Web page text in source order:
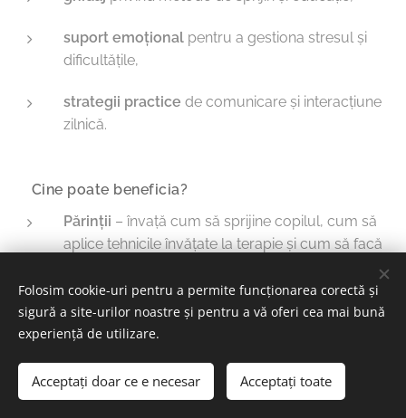
suport emoțional pentru a gestiona stresul și
dificultățile,
strategii practice de comunicare și interacțiune
zilnică.
🔹 Cine poate beneficia?
Părinții – învață cum să sprijine copilul, cum să
aplice tehnicile învățate la terapie și cum să facă
Frații – sunt ajutați să înțeleagă nevoile speciale
ale fratelui/ surorii și să dezvolte relații
Bunicii, rudele, profesorii, îngrijitorii
– primesc
Folosim cookie-uri pentru a permite funcționarea corectă și
sigură a site-urilor noastre și pentru a vă oferi cea mai bună
experiență de utilizare.
Acceptați doar ce e necesar Acceptați toate